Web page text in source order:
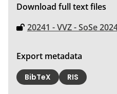
Download full text files
20241 - VVZ - SoSe
Export metadata
BibTeX RIS